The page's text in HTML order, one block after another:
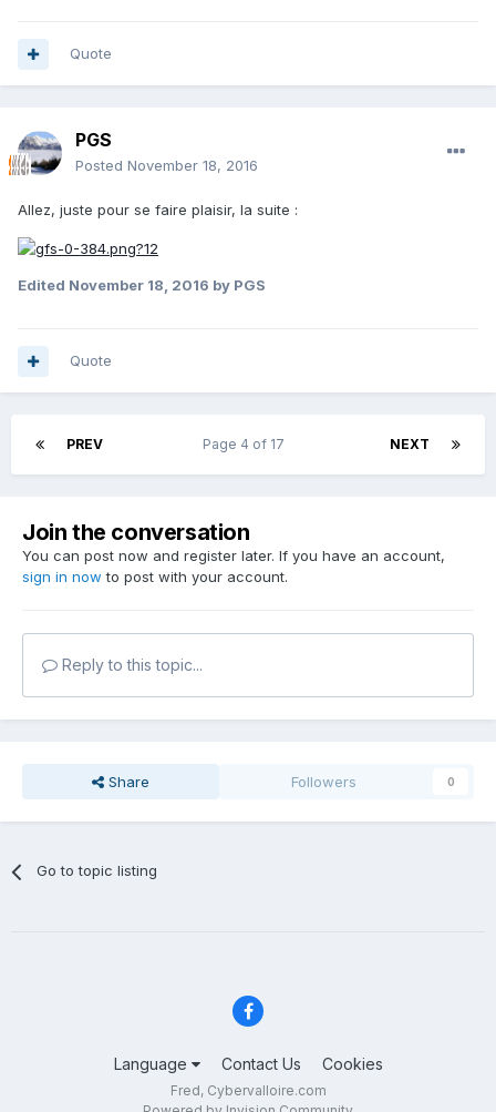
Quote
PGS
Posted November 18, 2016
Allez, juste pour se faire plaisir, la suite :
Edited November 18, 2016 by PGS
Quote
PREV NEXT
Page 4 of 17
Join the conversation
You can post now and register later. If you have an account,
sign in now to post with your account.
Reply to this topic...
Share Followers 0
Go to topic listing
Language Contact Us Cookies
Fred, Cybervalloire.com